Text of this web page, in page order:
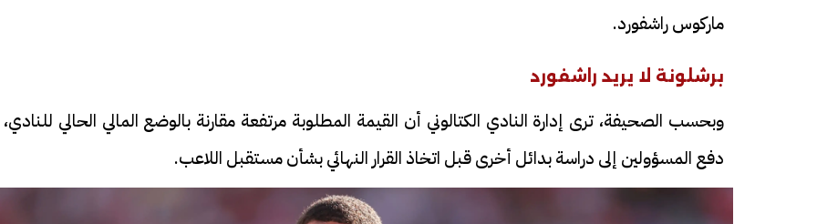
ماركوس راشفورد.
برشلونة لا يريد راشفورد
وبحسب الصحيفة، ترى إدارة النادي الكتالوني أن القيمة المطلوبة مرتفعة مقارنة بالوضع المالي الحالي للنادي،
دفع المسؤولين إلى دراسة بدائل أخرى قبل اتخاذ القرار النهائي بشأن مستقبل اللاعب.